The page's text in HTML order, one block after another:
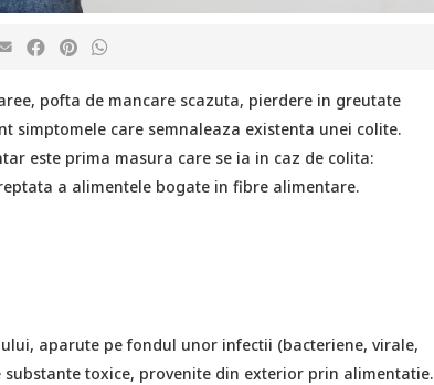
pofta de mancare scazuta, pierdere in greutate
simptomele care semnaleaza existenta unei colite.
este prima masura care se ia in caz de colita:
a alimentele bogate in fibre alimentare.
aparute pe fondul unor infectii (bacteriene, virale,
toxice, provenite din exterior prin alimentatie.